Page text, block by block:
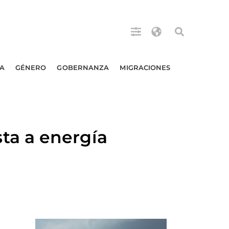
GÉNERO GOBERNANZA MIGRACIONES
a energía